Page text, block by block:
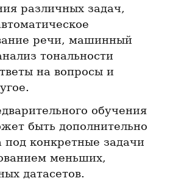
различных задач,
речи, машинный
тональности
на вопросы и
обучения
быть дополнительно
под конкретные задачи
меньших,
датасетов.